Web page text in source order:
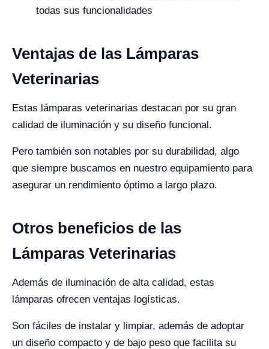
todas sus funcionalidades
Ventajas de las Lámparas
Veterinarias
Estas lámparas veterinarias destacan por su gran
calidad de iluminación y su diseño funcional.
Pero también son notables por su durabilidad, algo
que siempre buscamos en nuestro equipamiento para
asegurar un rendimiento óptimo a largo plazo.
Otros beneficios de las
Lámparas Veterinarias
Además de iluminación de alta calidad, estas
lámparas ofrecen ventajas logísticas.
Son fáciles de instalar y limpiar, además de adoptar
un diseño compacto y de bajo peso que facilita su